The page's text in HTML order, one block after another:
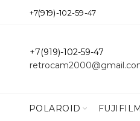
+7(919)-102-59-47
+7(919)-102-59-47
POLAROID